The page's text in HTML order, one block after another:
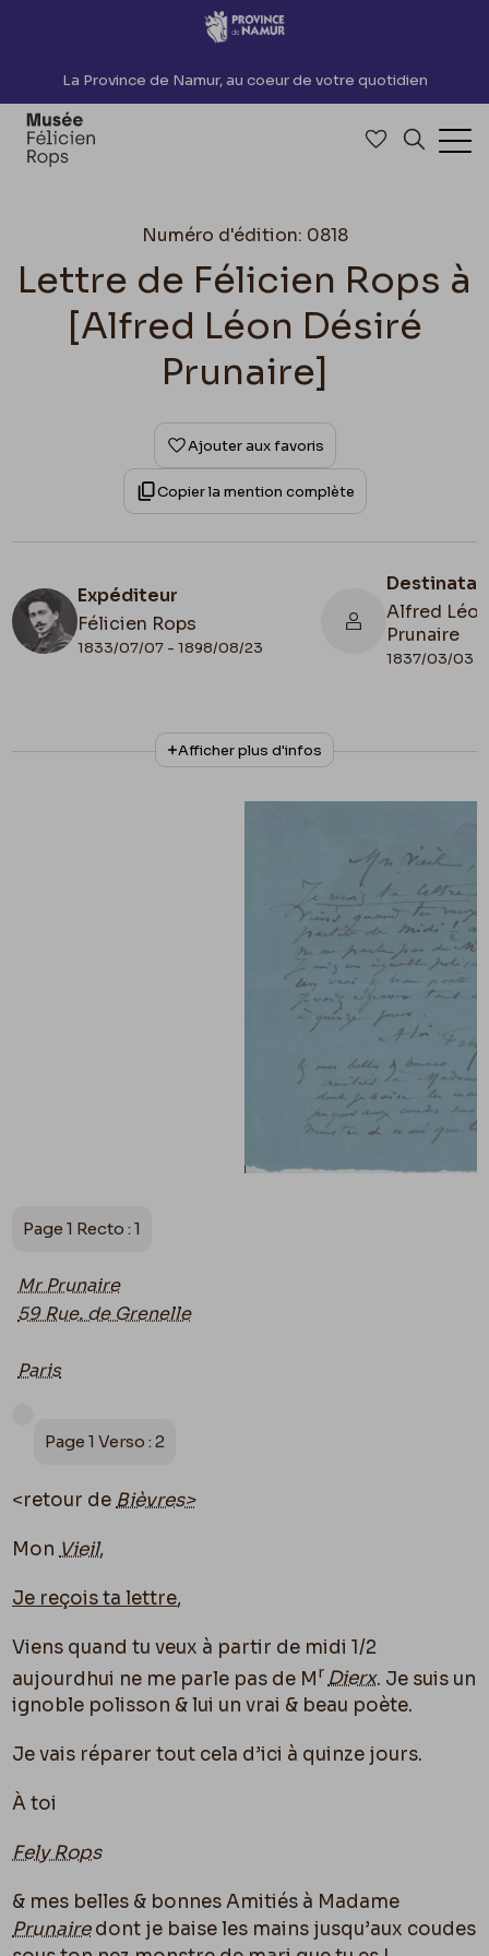
Accèder directement au contenu
La Province de Namur, au coeur de votre quotidien
Accéder à
Numéro d'édition: 0818
Lettre de Félicien Rops à
[Alfred Léon Désiré
Prunaire]
Ajouter aux favoris
Copier la mention complète
Expéditeur
Félicien Rops
1833/07/07 - 1898/08/23
Alfred
Prunaire
1837/03/03 -
N° d'inventaire
III/215/7/16
Collationnage
Autographe
Afficher plus d'infos
Page 1 Recto : 1
Mr Prunaire
59 Rue. de Grenelle
Paris
Page 1 Verso : 2
<retour de Bièvres>
Mon Vieil,
Je reçois ta lettre,
Viens quand tu veux à partir de midi 1/2
aujourdhui ne me parle pas de MrDierx. Je suis un
ignoble polisson & lui un vrai & beau poète.
Je vais réparer tout cela d’ici à quinze jours.
À toi
Fely Rops
& mes belles & bonnes Amitiés à Madame
Prunairedont je baise les mains jusqu’aux coudes